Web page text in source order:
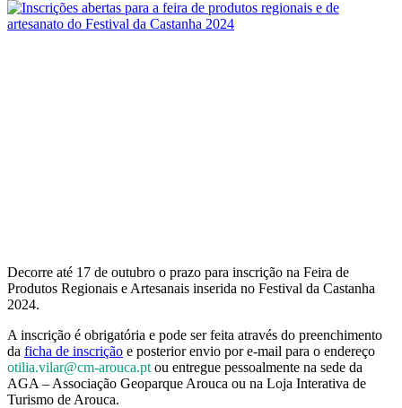
Decorre até 17 de outubro o prazo para inscrição na Feira de
Produtos Regionais e Artesanais inserida no Festival da Castanha
2024.
A inscrição é obrigatória e pode ser feita através do preenchimento
da ficha de inscrição e posterior envio por e-mail para o endereço
otilia.vilar@cm-arouca.pt ou entregue pessoalmente na sede da
AGA – Associação Geoparque Arouca ou na Loja Interativa de
Turismo de Arouca.